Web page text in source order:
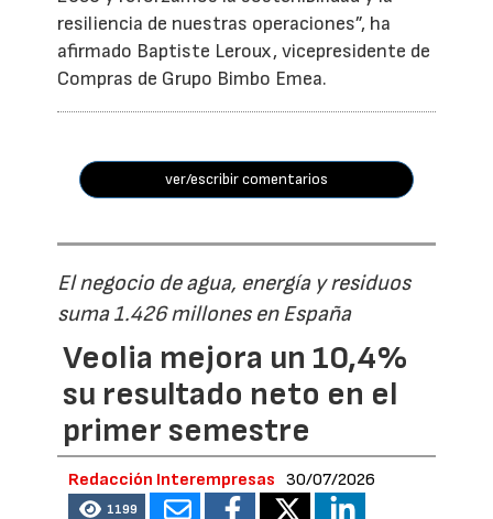
resiliencia de nuestras operaciones”, ha
afirmado Baptiste Leroux, vicepresidente de
Compras de Grupo Bimbo Emea.
ver/escribir comentarios
El negocio de agua, energía y residuos
suma 1.426 millones en España
Veolia mejora un 10,4%
su resultado neto en el
primer semestre
Redacción Interempresas 30/07/2026
1199